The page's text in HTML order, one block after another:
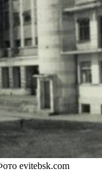
evitebsk.com